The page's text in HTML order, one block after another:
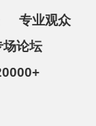
专业观众
论坛